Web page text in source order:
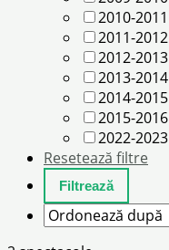
2010-2011
2011-2012
2012-2013
2013-2014
2014-2015
2015-2016
2022-2023
Resetează filtre